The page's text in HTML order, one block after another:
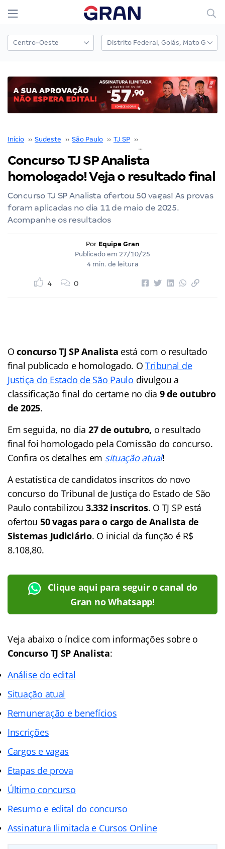
Início ›› Sudeste ›› São Paulo ›› TJ SP ››
Concurso TJ SP Analista
homologado! Veja o resultado final
Concurso TJ SP Analista ofertou 50 vagas! As provas
foram aplicadas no dia 11 de maio de 2025.
Acompanhe os resultados
Por Equipe Gran
Publicado em 27/10/25
4 min. de leitura
4 0
Oconcurso TJ SP Analista está com o resultado
final publicado e homologado. OTribunal de
Justiça do Estado de São Paulo divulgou a
classificação final do certame no dia 9 de outubro
de 2025.
Em seguida, no dia 27 de outubro, o resultado
final foi homologado pela Comissão do concurso.
Confira os detalhes em situação atual!
A estatística de candidatos inscritos do novo
concurso do Tribunal de Justiça do Estado de São
Paulo contabilizou 3.332 inscritos. O TJ SP está
ofertou 50 vagas para o cargo de Analista de
Sistemas Judiciário. O inicial da função é R$
8.108,80.
Clique aqui para seguir o canal do
Gran no Whatsapp!
Veja abaixo o índicecom informações sobre o
Concurso TJ SP Analista:
Análise do edital
Situação atual
Remuneração e benefícios
Inscrições
Cargos e vagas
Etapas de prova
Último concurso
Resumo e edital do concurso
Assinatura Ilimitada e Cursos Online